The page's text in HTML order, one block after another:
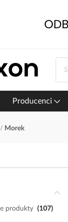
Producenci
Morek
produkty 107